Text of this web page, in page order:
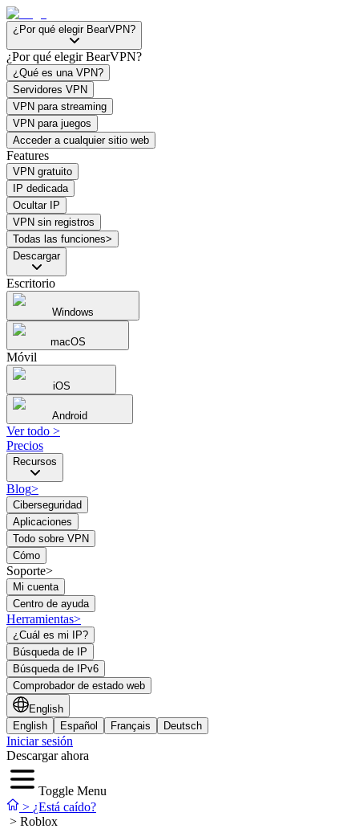
¿Por qué elegir BearVPN?
¿Por qué elegir BearVPN?
¿Qué es una VPN?
Servidores VPN
VPN para streaming
VPN para juegos
Acceder a cualquier sitio web
Features
VPN gratuito
IP dedicada
Ocultar IP
VPN sin registros
Todas las funciones>
Descargar
Escritorio
Windows
macOS
Móvil
iOS
Android
Ver todo >
Precios
Recursos
Blog>
Ciberseguridad
Aplicaciones
Todo sobre VPN
Cómo
Soporte>
Mi cuenta
Centro de ayuda
Herramientas>
¿Cuál es mi IP?
Búsqueda de IP
Búsqueda de IPv6
Comprobador de estado web
English
English
Español Français Deutsch
Iniciar sesión
Descargar ahora
Toggle Menu
> ¿Está caído?
> Roblox